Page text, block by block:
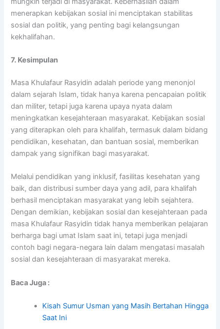
menerapkan kebijakan sosial ini menciptakan stabilitas
sosial dan politik, yang penting bagi kelangsungan
kekhalifahan.
7. Kesimpulan
Masa Khulafaur Rasyidin adalah periode yang menonjol
dalam sejarah Islam, tidak hanya karena pencapaian politik
dan militer, tetapi juga karena upaya nyata dalam
meningkatkan kesejahteraan masyarakat. Kebijakan sosial
yang diterapkan oleh para khalifah, termasuk dalam bidang
pendidikan, kesehatan, dan bantuan sosial, memberikan
dampak yang signifikan bagi masyarakat.
Melalui pendidikan yang inklusif, fasilitas kesehatan yang
baik, dan distribusi sumber daya yang adil, para khalifah
berhasil menciptakan masyarakat yang lebih sejahtera.
Dengan demikian, kebijakan sosial dan kesejahteraan pada
masa Khulafaur Rasyidin tidak hanya memberikan pelajaran
berharga bagi umat Islam saat ini, tetapi juga menjadi
contoh bagi negara-negara lain dalam mengatasi masalah
sosial dan kesejahteraan di masyarakat mereka.
Baca Juga :
Kisah Sumur Usman yang Masih Bertahan Hingga
Saat Ini